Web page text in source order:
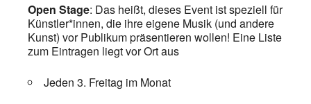
Open Stage: Das heißt, dieses Event ist speziell für
Künstler*innen, die ihre eigene Musik (und andere
Kunst) vor Publikum präsentieren wollen! Eine Liste
zum Eintragen liegt vor Ort aus
Jeden 3. Freitag im Monat